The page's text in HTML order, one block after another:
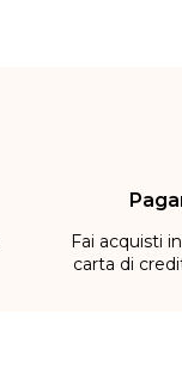
Fai acquisti
carta di